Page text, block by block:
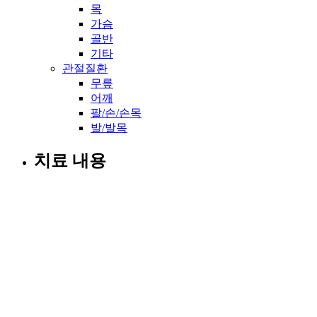
목
가슴
골반
기타
관절질환
무릎
어깨
팔/손/손목
발/발목
치료 내용